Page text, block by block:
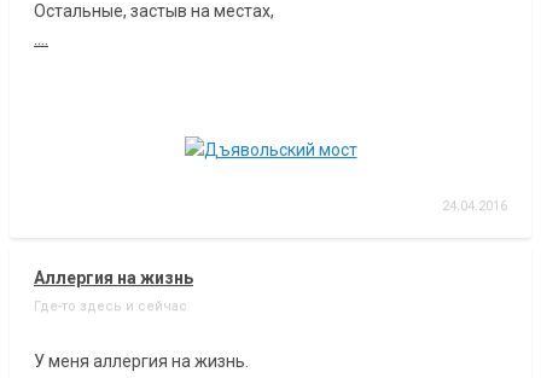
Остальные, застыв на местах,
24.04.2016
Аллергия на жизнь
Где-то здесь и сейчас
У меня аллергия на жизнь.